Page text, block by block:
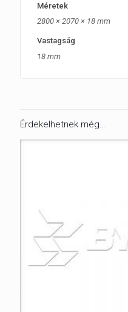
Méretek
2800 × 2070 × 18 mm
Vastagság
18 mm
Érdekelhetnek még…